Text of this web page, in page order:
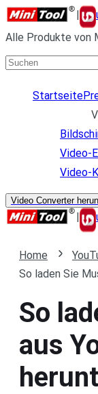
|
Alle Produkte von
Startseite
Video-
Video-
Video Converter
|
Home
So laden Sie
So
aus